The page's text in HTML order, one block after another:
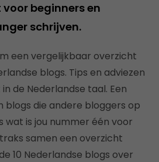
beginners en
schrijven.
een vergelijkbaar overzicht
blogs. Tips en adviezen
de Nederlandse taal. Een
blogs die andere bloggers op
wat is jou nummer één voor
samen een overzicht
10 Nederlandse blogs over